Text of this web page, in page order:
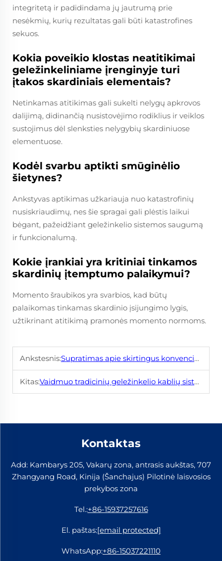
integritetą ir padidindama jų jautrumą prie
nesėkmių, kurių rezultatas gali būti katastrofines
sekuos.
Kokia poveikio klostas neatitikimai
geležinkeliniame įrenginyje turi
įtakos skardiniais elementais?
Netinkamas atitikimas gali sukelti nelygų apkrovos
dalijimą, didinančią nusistovėjimo rodiklius ir veiklos
sustojimus dėl slenksties nelygybių skardiniuose
elementuose.
Kodėl svarbu aptikti smūginėlio
šietynes?
Ankstyvas aptikimas užkariauja nuo katastrofinių
nusiskriaudimų, nes šie spragai gali plėstis laikui
bėgant, pažeidžiant geležinkelio sistemos saugumą
ir funkcionalumą.
Kokie įrankiai yra kritiniai tinkamos
skardinių įtemptumo palaikymui?
Momento šraubikos yra svarbios, kad būtų
palaikomas tinkamas skardinio įsijungimo lygis,
užtikrinant atitikimą pramonės momento normoms.
Ankstesnis:Supratimas apie skirtingus konvencinio geležinkelio kablių tipus
Kitas:Vaidmuo tradicinių geležinkelio kablių sistemoje sunkios prekių vežimui
Kontaktas
Add: Kambarys 205, Vakarų zona, antrasis aukštas, 707
Zhangyang Road, Kinija (Šanchajus) Pilotinė laisvosios
prekybos zona
Tel.:+86-15937257616
El. paštas:[email protected]
WhatsApp:+86-15037221110